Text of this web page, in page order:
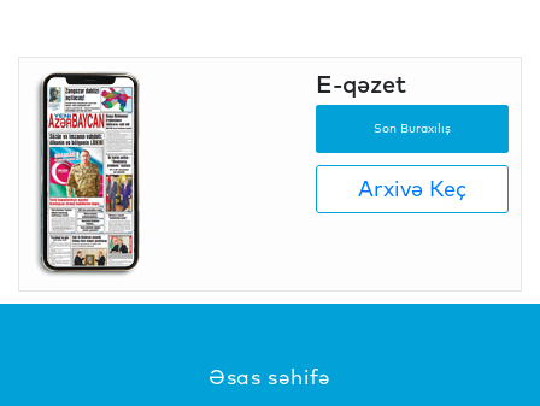
E-qəzet
Son Buraxılış
Arxivə Keç
Əsas səhifə